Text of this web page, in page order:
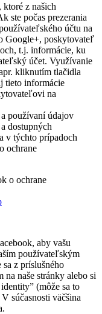
z našich
ste počas prezerania
účtu na
Google+, poskytovateľ
t.j. informácie, ku
účet. Využívanie
kliknutím tlačidla
tieto informácie
na
používaní údajov
dostupných
v týchto prípadoch
ochrane
o ochrane
aby vašu
používateľským
z príslušného
naše stránky alebo si
(môže sa to
súčasnosti väčšina